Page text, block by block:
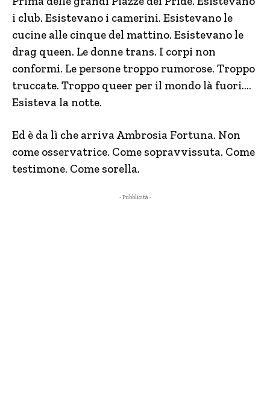
i club. Esistevano i camerini. Esistevano le
cucine alle cinque del mattino. Esistevano le
drag queen. Le donne trans. I corpi non
conformi. Le persone troppo rumorose. Troppo
truccate. Troppo queer per il mondo là fuori….
Esisteva la notte.
Ed è da lì che arriva Ambrosia Fortuna. Non
come osservatrice. Come sopravvissuta. Come
testimone. Come sorella.
- Pubblicità -